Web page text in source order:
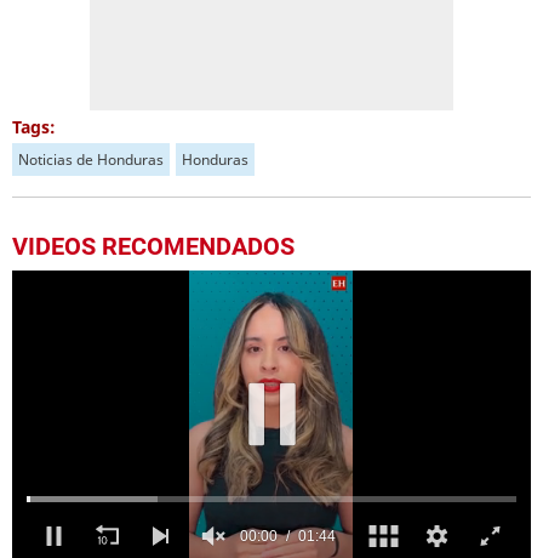
Tags:
Noticias de Honduras Honduras
VIDEOS RECOMENDADOS